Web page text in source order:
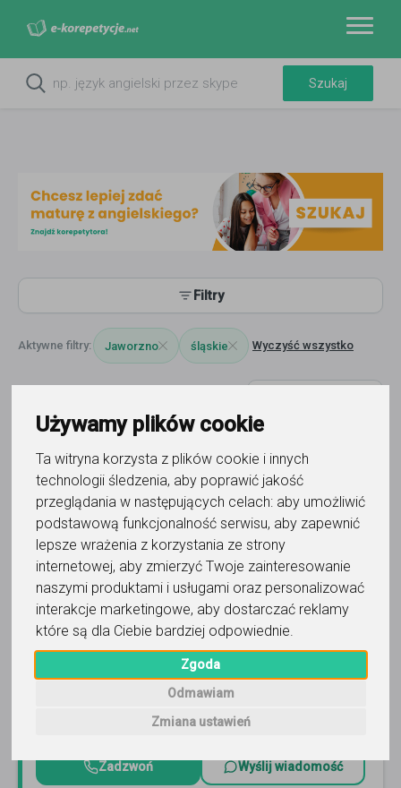
Używamy plików cookie
Ta witryna korzysta z plików cookie i innych
technologii śledzenia, aby poprawić jakość
przeglądania w następujących celach: aby umożliwić
podstawową funkcjonalność serwisu, aby zapewnić
lepsze wrażenia z korzystania ze strony
internetowej, aby zmierzyć Twoje zainteresowanie
naszymi produktami i usługami oraz personalizować
interakcje marketingowe, aby dostarczać reklamy
które są dla Ciebie bardziej odpowiednie.
Zgoda
Odmawiam
Zmiana ustawień
Filtry
Jaworzno śląskie Wyczyść wszystko
matematyka
ewwwe Ewa Kędziorczyk
Korepetycje z matematyki (Sosnowiec i okolice).
DOŚWIADCZENIE (ponad 20 lat), b.wysoka EFEKTYWNOŚĆ,
uniwersalne techniki przekazywania i sprawdzania
Online, Jaworzno i 4 inne
84opinie
zł / 60 min
Zadzwoń Wyślij wiadomość